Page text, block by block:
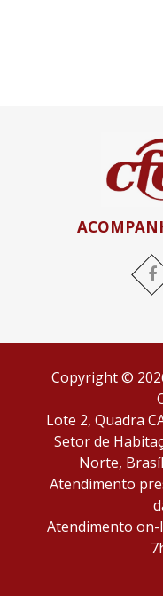
Facebook
Copyright ©
Lote 2, Quadra
Setor de
Norte,
Atendimento
Atendimento on-